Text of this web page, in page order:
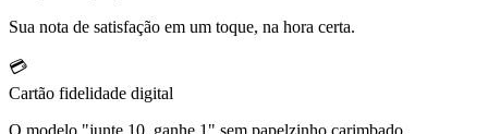
Sua nota de satisfação em um toque, na hora certa.
💳
Cartão fidelidade digital
O modelo "junte 10, ganhe 1" sem papelzinho carimbado.